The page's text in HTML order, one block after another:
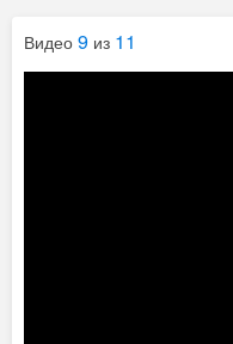
Видео 9 из 11